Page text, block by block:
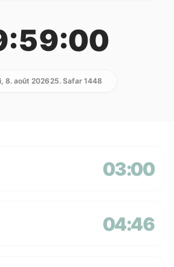
8. août 202625. Safar 1448
03:00
04:46